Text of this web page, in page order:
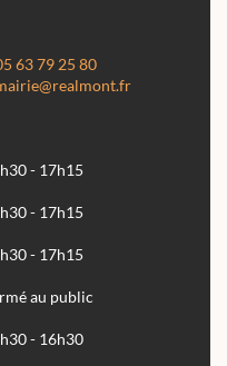
63 79 25 80
- 17h15
- 17h15
- 17h15
au public
- 16h30